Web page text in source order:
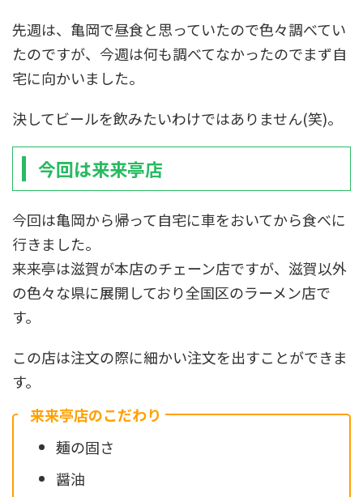
先週は、亀岡で昼食と思っていたので色々調べてい
たのですが、今週は何も調べてなかったのでまず自
宅に向かいました。
決してビールを飲みたいわけではありません(笑)。
今回は来来亭店
今回は亀岡から帰って自宅に車をおいてから食べに
行きました。
来来亭は滋賀が本店のチェーン店ですが、滋賀以外
の色々な県に展開しており全国区のラーメン店で
す。
この店は注文の際に細かい注文を出すことができま
す。
来来亭店のこだわり
麺の固さ
醤油